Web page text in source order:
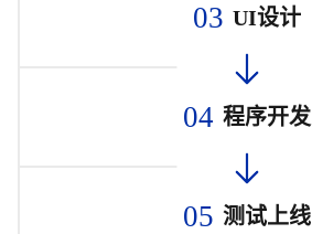
03 UI设计
04 程序开发
05 测试上线